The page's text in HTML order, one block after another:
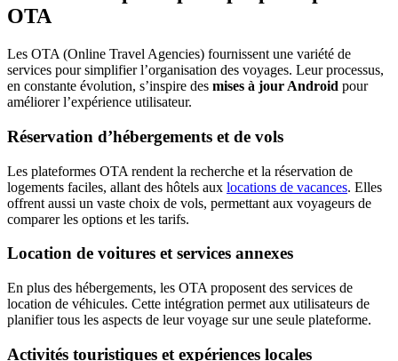
OTA
Les OTA (Online Travel Agencies) fournissent une variété de
services pour simplifier l’organisation des voyages. Leur processus,
en constante évolution, s’inspire des mises à jour Android pour
améliorer l’expérience utilisateur.
Réservation d’hébergements et de vols
Les plateformes OTA rendent la recherche et la réservation de
logements faciles, allant des hôtels aux locations de vacances. Elles
offrent aussi un vaste choix de vols, permettant aux voyageurs de
comparer les options et les tarifs.
Location de voitures et services annexes
En plus des hébergements, les OTA proposent des services de
location de véhicules. Cette intégration permet aux utilisateurs de
planifier tous les aspects de leur voyage sur une seule plateforme.
Activités touristiques et expériences locales